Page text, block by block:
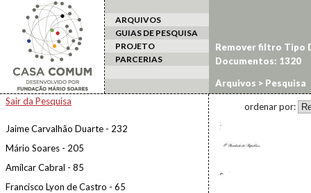
ARQUIVOS
GUIAS DE PESQUISA
PROJETO
PARCERIAS
Arquivos > Pesquisa
Sair da Pesquisa
Jaime Carvalhão Duarte - 232
Mário Soares - 205
Amílcar Cabral - 85
Francisco Lyon de Castro - 65
Remover filtro Tipo
Documentos: 1320
ordenar por: